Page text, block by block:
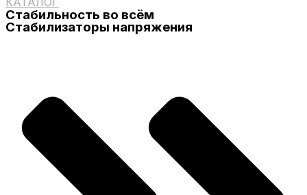
Стабильность во всём
Стабилизаторы напряжения